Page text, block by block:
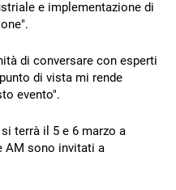
e implementazione di
di conversare con esperti
di vista mi rende
evento".
terrà il 5 e 6 marzo a
AM sono invitati a